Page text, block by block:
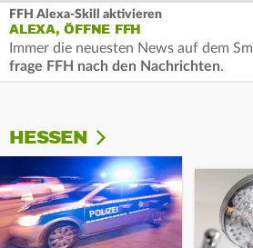
FFH Alexa-Skill aktivieren
ALEXA, ÖFFNE FFH
Immer die neuesten News auf dem
frage FFH nach den Nachrichten.
HESSEN